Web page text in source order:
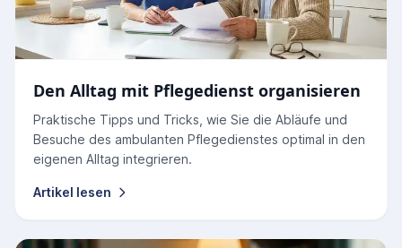
Den Alltag mit Pflegedienst organisieren
Praktische Tipps und Tricks, wie Sie die Abläufe und
Besuche des ambulanten Pflegedienstes optimal in den
eigenen Alltag integrieren.
Artikel lesen